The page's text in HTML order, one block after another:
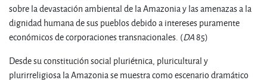
sobre la devastación ambiental de la Amazonia y las amenazas a la
dignidad humana de sus pueblos debido a intereses puramente
económicos de corporaciones transnacionales. (DA85)
Desde su constitución social pluriétnica, pluricultural y
plurirreligiosa la Amazonia se muestra como escenario dramático